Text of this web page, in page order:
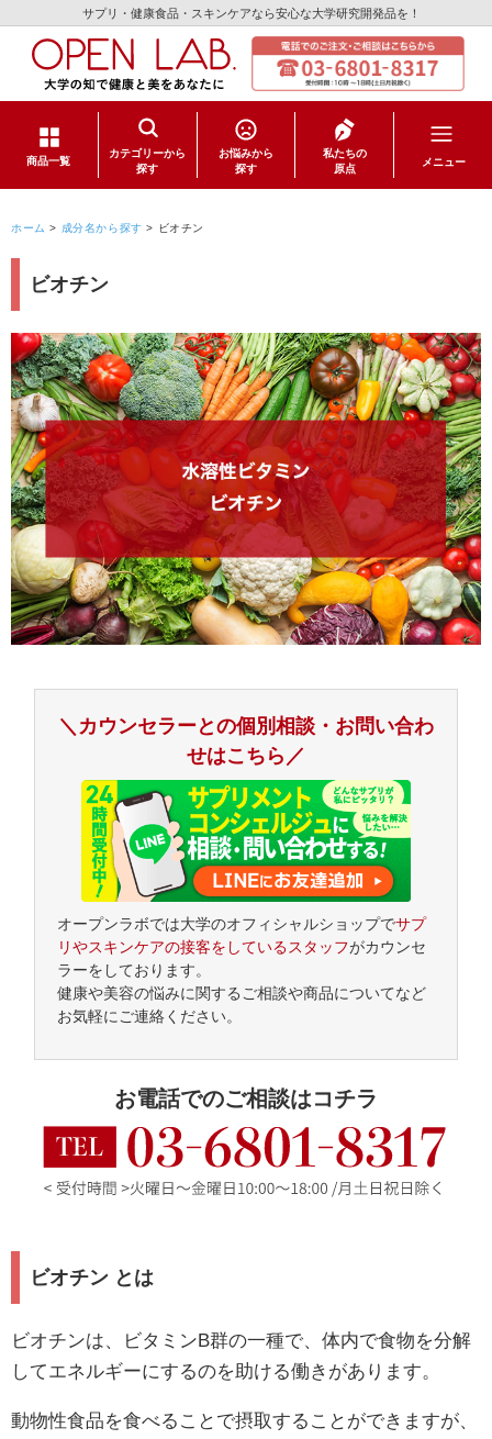
サプリ・健康食品・スキンケアなら安心な大学研究開発品を！
商品一覧
カテゴリーから
探す
日用品
お悩みから
探す
私たちの
原点
メニュー
ホーム > 成分名から探す > ビオチン
ビオチン
＼カウンセラーとの個別相談・お問い合わ
せはこちら／
オープンラボでは大学のオフィシャルショップでサプ
リやスキンケアの接客をしているスタッフがカウンセ
ラーをしております。
健康や美容の悩みに関するご相談や商品についてなど
お気軽にご連絡ください。
お電話でのご相談はコチラ
ビオチン とは
ビオチンは、ビタミンB群の一種で、体内で食物を分解
してエネルギーにするのを助ける働きがあります。
動物性食品を食べることで摂取することができますが、